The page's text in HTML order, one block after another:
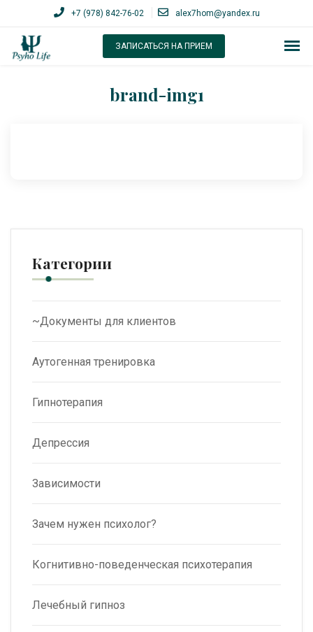
+7 (978) 842-76-02 alex7hom@yandex.ru
ЗАПИСАТЬСЯ НА ПРИЕМ
brand-img1
Категории
~Документы для клиентов
Аутогенная тренировка
Гипнотерапия
Депрессия
Зависимости
Зачем нужен психолог?
Когнитивно-поведенческая психотерапия
Лечебный гипноз